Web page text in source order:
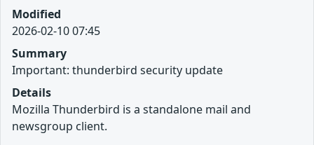
Modified
2026-02-10 07:45
Summary
Important: thunderbird security update
Details
Mozilla Thunderbird is a standalone mail and
newsgroup client.